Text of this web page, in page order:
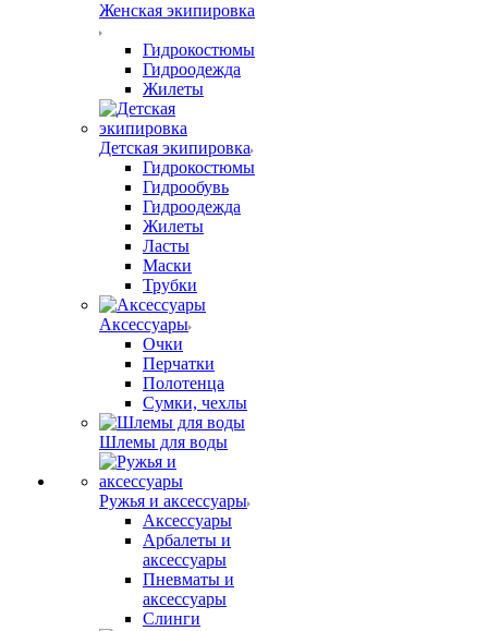
Женская экипировка
Гидрокостюмы
Гидроодежда
Жилеты
Детская экипировка
Гидрокостюмы
Гидрообувь
Гидроодежда
Жилеты
Ласты
Маски
Трубки
Аксессуары
Очки
Перчатки
Полотенца
Сумки, чехлы
Шлемы для воды
Ружья и аксессуары
Аксессуары
Арбалеты и
аксессуары
Пневматы и
аксессуары
Слинги